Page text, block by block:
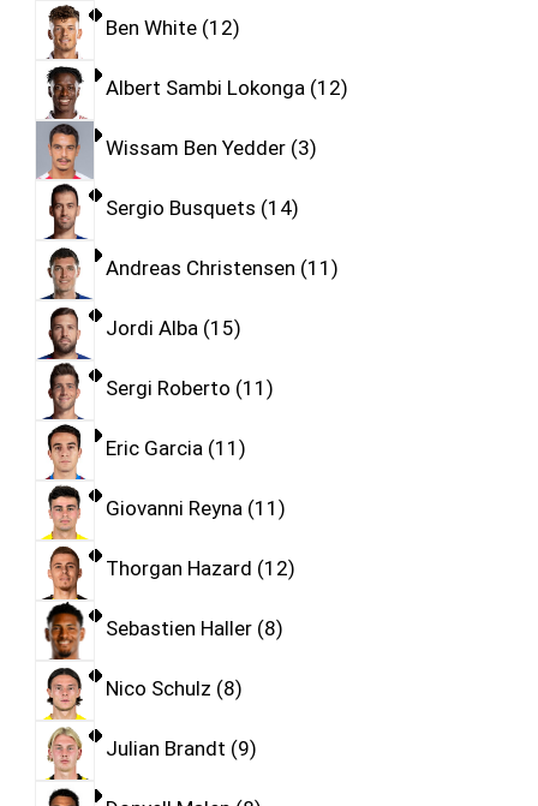
Ben White 12
Albert Sambi Lokonga 12
Wissam Ben Yedder 3
Sergio Busquets 14
Andreas Christensen 11
Jordi Alba 15
Sergi Roberto 11
Eric Garcia 11
Giovanni Reyna 11
Thorgan Hazard 12
Sebastien Haller 8
Nico Schulz 8
Julian Brandt 9